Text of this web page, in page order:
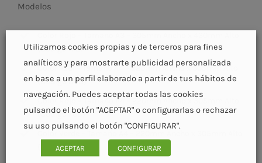
Modelos
(Código 172)
Color Azul – Tamaño A4 – 220mm Ancho x 305mm Alto
(Código 848)
Color Rojo – Tamaño A4 – 220mm Ancho x 305mm Alto
(Código 768)
Color Verde – Tamaño A4 – 220mm Ancho x 305mm Alto
(Código 850)
Utilizamos cookies propias y de terceros para fines
analíticos y para mostrarte publicidad personalizada
en base a un perfil elaborado a partir de tus hábitos de
navegación. Puedes aceptar todas las cookies
pulsando el botón "ACEPTAR" o configurarlas o rechazar
su uso pulsando el botón "CONFIGURAR".
ACEPTAR CONFIGURAR